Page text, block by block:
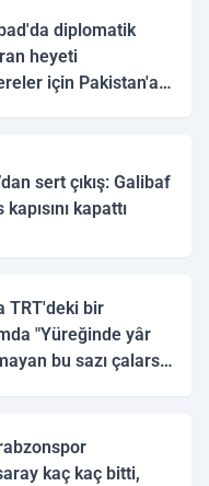
diplomatik
heyeti
için Pakistan'a
sert çıkış: Galibaf
kapattı
TRT'deki bir
"Yüreğinde yâr
bu sazı çalarsa
kaç kaç bitti,